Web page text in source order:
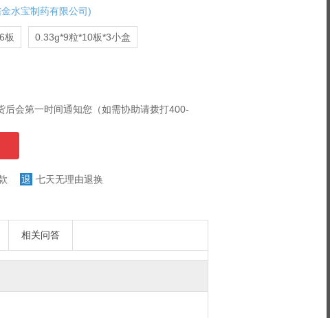
水宝制药有限公司)
板 0.33g*9粒*10板*3小盒
后会第一时间通知您（如需协助请拨打400-
退 七天无理由退换
相关问答